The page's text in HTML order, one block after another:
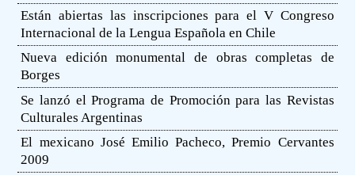
Están abiertas las inscripciones para el V Congreso
Internacional de la Lengua Española en Chile
Nueva edición monumental de obras completas de
Borges
Se lanzó el Programa de Promoción para las Revistas
Culturales Argentinas
El mexicano José Emilio Pacheco, Premio Cervantes
2009